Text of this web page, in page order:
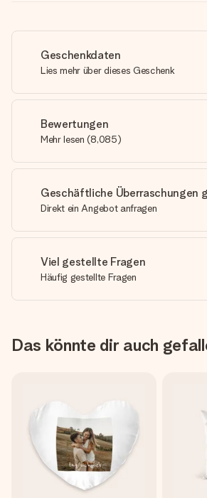
Geschenkdaten
Lies mehr über dieses Geschenk
Bewertungen
Mehr lesen (8,085)
Geschäftliche Überraschungen
Direkt ein Angebot anfragen
Viel gestellte Fragen
Häufig gestellte Fragen
Das könnte dir auch